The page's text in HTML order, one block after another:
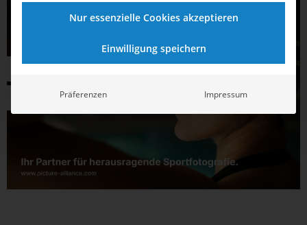
Nur essenzielle Cookies akzeptieren
Einwilligung speichern
Präferenzen Impressum